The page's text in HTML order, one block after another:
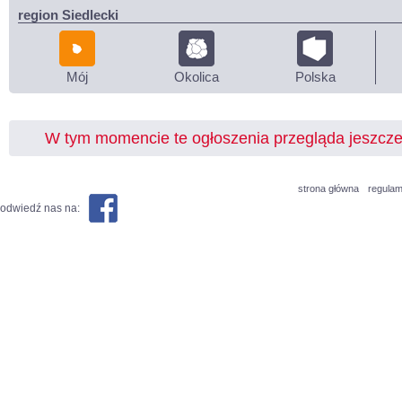
region Siedlecki
Mój Okolica Polska
W tym momencie te ogłoszenia przegląda
strona główna
odwiedź nas na: